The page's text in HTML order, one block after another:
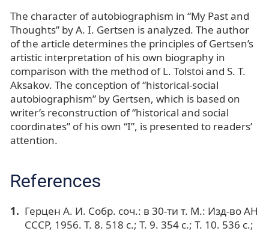
The character of autobiographism in “My Past and
Thoughts” by A. I. Gertsen is analyzed. The author
of the article determines the principles of Gertsen’s
artistic interpretation of his own biography in
comparison with the method of L. Tolstoi and S. T.
Aksakov. The conception of “historical-social
autobiographism” by Gertsen, which is based on
writer’s reconstruction of “historical and social
coordinates” of his own “I”, is presented to readers’
attention.
References
Герцен А. И. Собр. соч.: в 30-ти т. М.: Изд-во АН
СССР, 1956. Т. 8. 518 с.; Т. 9. 354 с.; Т. 10. 536 с.;